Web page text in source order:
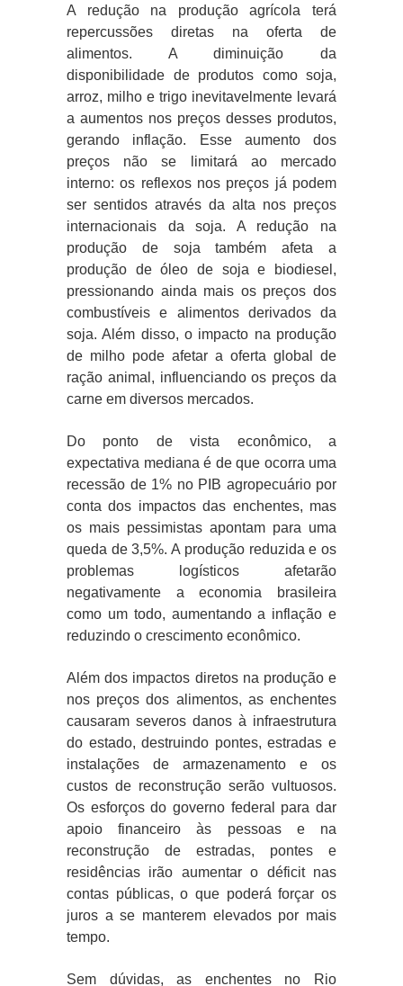
A redução na produção agrícola terá
repercussões diretas na oferta de
alimentos. A diminuição da
disponibilidade de produtos como soja,
arroz, milho e trigo inevitavelmente levará
a aumentos nos preços desses produtos,
gerando inflação. Esse aumento dos
preços não se limitará ao mercado
interno: os reflexos nos preços já podem
ser sentidos através da alta nos preços
internacionais da soja. A redução na
produção de soja também afeta a
produção de óleo de soja e biodiesel,
pressionando ainda mais os preços dos
combustíveis e alimentos derivados da
soja. Além disso, o impacto na produção
de milho pode afetar a oferta global de
ração animal, influenciando os preços da
carne em diversos mercados.
Do ponto de vista econômico, a
expectativa mediana é de que ocorra uma
recessão de 1% no PIB agropecuário por
conta dos impactos das enchentes, mas
os mais pessimistas apontam para uma
queda de 3,5%. A produção reduzida e os
problemas logísticos afetarão
negativamente a economia brasileira
como um todo, aumentando a inflação e
reduzindo o crescimento econômico.
Além dos impactos diretos na produção e
nos preços dos alimentos, as enchentes
causaram severos danos à infraestrutura
do estado, destruindo pontes, estradas e
instalações de armazenamento e os
custos de reconstrução serão vultuosos.
Os esforços do governo federal para dar
apoio financeiro às pessoas e na
reconstrução de estradas, pontes e
residências irão aumentar o déficit nas
contas públicas, o que poderá forçar os
juros a se manterem elevados por mais
tempo.
Sem dúvidas, as enchentes no Rio